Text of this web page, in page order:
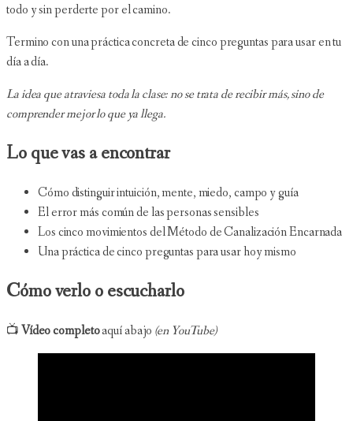
todo y sin perderte por el camino.
Termino con una práctica concreta de cinco preguntas para usar en tu
día a día.
La idea que atraviesa toda la clase: no se trata de recibir más, sino de
comprender mejor lo que ya llega.
Lo que vas a encontrar
Cómo distinguir intuición, mente, miedo, campo y guía
El error más común de las personas sensibles
Los cinco movimientos del Método de Canalización Encarnada
Una práctica de cinco preguntas para usar hoy mismo
Cómo verlo o escucharlo
📺Vídeo completoaquí abajo (en YouTube)